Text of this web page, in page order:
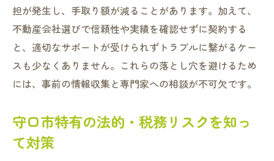
担が発生し、手取り額が減ることがあります。加えて、
不動産会社選びで信頼性や実績を確認せずに契約する
と、適切なサポートが受けられずトラブルに繋がるケー
スも少なくありません。これらの落とし穴を避けるため
には、事前の情報収集と専門家への相談が不可欠です。
守口市特有の法的・税務リスクを知っ
て対策